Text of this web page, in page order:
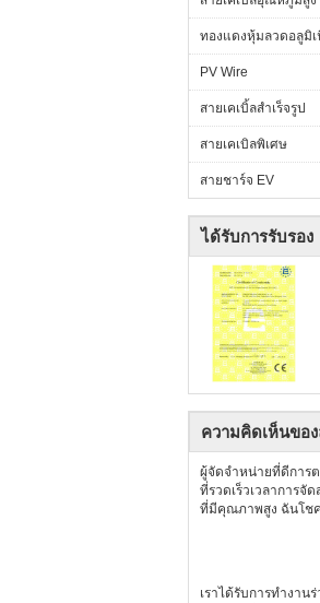
ทองแดงหุ้มลวดอลูมิเ
PV Wire
สายเคเบิ้ลสำเร็จรูป
สายเคเบิลพิเศษ
สายชาร์จ EV
ได้รับการรับรอง
ความคิดเห็นขอ
ผู้จัดจำหน่ายที่ดีการ
ที่รวดเร็วเวลาการจั
ที่มีคุณภาพสูง ฉันโช
เราได้รับการทำงาน